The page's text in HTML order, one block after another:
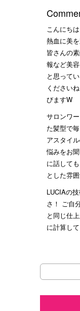
こんにちは
熱血に美
皆さんの
報など美
と思って
ください
びますW
サロンワ
た髪型で
アスタイ
悩みをお
に話して
とした雰
LUCIAの
さ！ ご自
と同じ仕
に計算し